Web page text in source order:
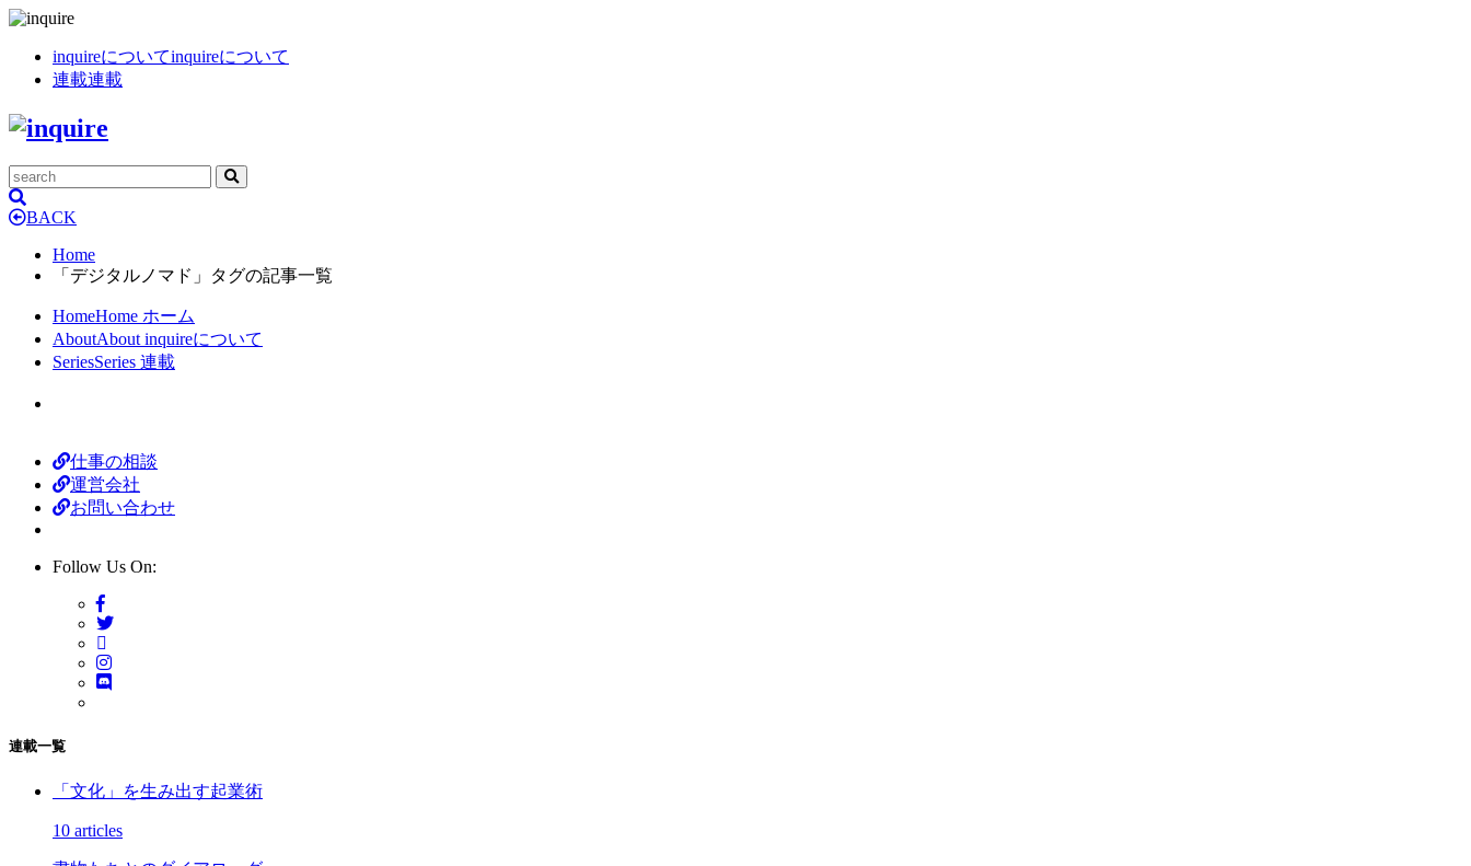
inquireについてinquireについて
連載連載
BACK
Home
「デジタルノマド」タグの記事一覧
HomeHome ホーム
AboutAbout inquireについて
SeriesSeries 連載
仕事の相談
運営会社
お問い合わせ
Follow Us On:
連載一覧
「文化」を生み出す起業術
10 articles